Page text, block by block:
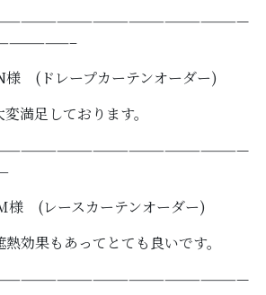
(ドレープカーテンオーダー)
満足しております。
(レースカーテンオーダー)
効果もあってとても良いです。